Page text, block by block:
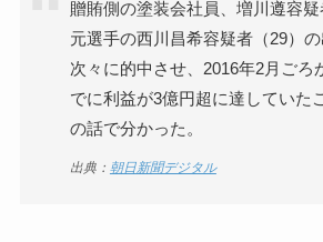
贈賄側の塗装会社員、増川遵容疑
元選手の西川昌希容疑者（29）
次々に的中させ、2016年2月ごろ
でに利益が3億円超に達していた
の話で分かった。
出典： 朝日新聞デジタル